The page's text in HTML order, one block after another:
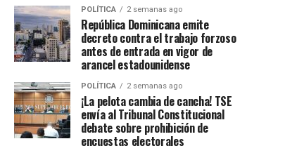
POLÍTICA 2 semanas ago
República Dominicana emite
decreto contra el trabajo forzoso
antes de entrada en vigor de
arancel estadounidense
POLÍTICA 2 semanas ago
¡La pelota cambia de cancha! TSE
envía al Tribunal Constitucional
debate sobre prohibición de
encuestas electorales